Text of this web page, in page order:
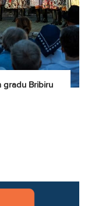
gradu Bribiru